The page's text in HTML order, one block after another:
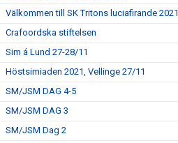
Välkommen till SK Tritons luciafirande 2021
Crafoordska stiftelsen
Sim á Lund 27-28/11
Höstsimiaden 2021, Vellinge 27/11
SM/JSM DAG 4-5
SM/JSM DAG 3
SM/JSM Dag 2